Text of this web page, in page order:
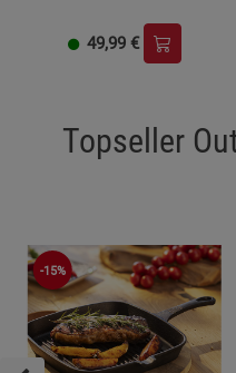
49,99 €
Topseller
-15%